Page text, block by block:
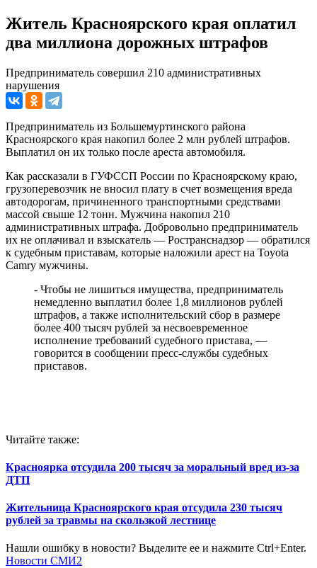
Житель Красноярского края оплатил
два миллиона дорожных штрафов
Предприниматель совершил 210 административных
нарушения
Предприниматель из Большемуртинского района
Красноярского края накопил более 2 млн рублей штрафов.
Выплатил он их только после ареста автомобиля.
Как рассказали в ГУФССП России по Красноярскому краю,
грузоперевозчик не вносил плату в счет возмещения вреда
автодорогам, причиненного транспортными средствами
массой свыше 12 тонн. Мужчина накопил 210
административных штрафа. Добровольно предприниматель
их не оплачивал и взыскатель — Ространснадзор — обратился
к судебным приставам, которые наложили арест на Toyota
Camry мужчины.
- Чтобы не лишиться имущества, предприниматель
немедленно выплатил более 1,8 миллионов рублей
штрафов, а также исполнительский сбор в размере
более 400 тысяч рублей за несвоевременное
исполнение требований судебного пристава, —
говорится в сообщении пресс-службы судебных
приставов.
Читайте также:
Красноярка отсудила 200 тысяч за моральный вред из-за
ДТП
Жительница Красноярского края отсудила 230 тысяч
рублей за травмы на скользкой лестнице
Нашли ошибку в новости? Выделите ее и нажмите Ctrl+Enter.
Новости СМИ2